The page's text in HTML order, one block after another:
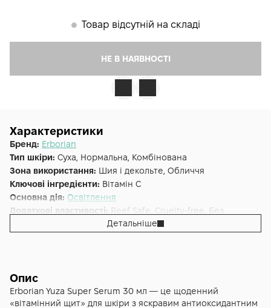
𒊹 Товар відсутній на складі
НЕ В НАЯВНОСТІ
Характеристики
Бренд: Erborian
Тип шкіри: Суха, Нормальна, Комбінована
Зона використання: Шия і декольте, Обличчя
Ключові інгредієнти: Вітамін C
Основна дія: Освітлення
Додаткові властивості: Reef Safe, Cruelty-free, Без
парабенів, Без сульфатів
30 мл
Детальніше
Опис
Erborian Yuza Super Serum 30 мл — це щоденний
«вітамінний щит» для шкіри з яскравим антиоксидантним